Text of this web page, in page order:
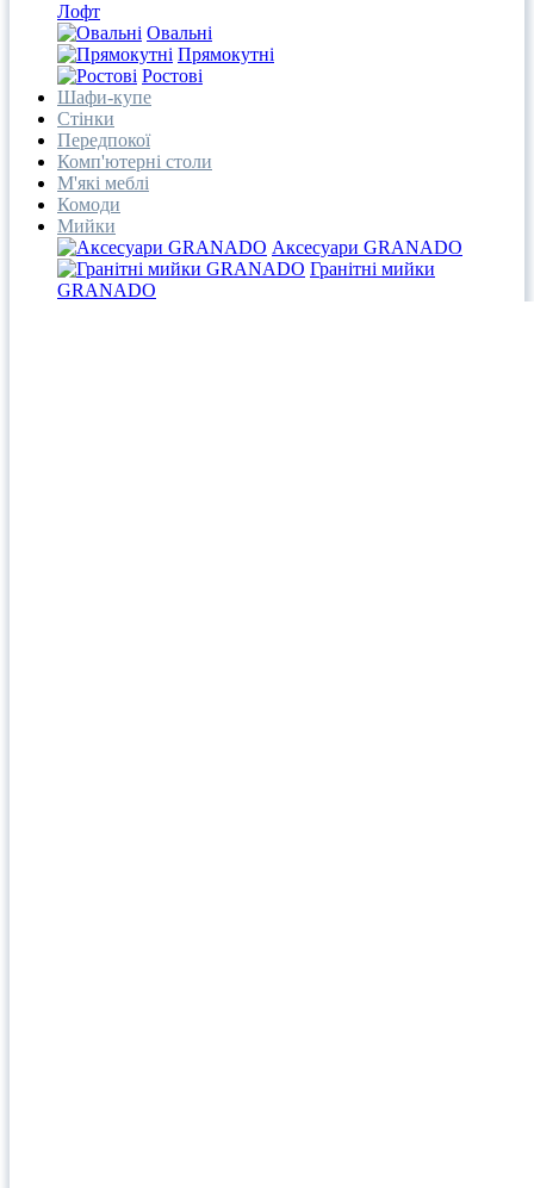
Лофт
Овальні
Прямокутні
Ростові
Шафи-купе
Стінки
Передпокої
Комп'ютерні столи
М'які меблі
Комоди
Мийки
Аксесуари GRANADO
Гранітні мийки
GRANADO